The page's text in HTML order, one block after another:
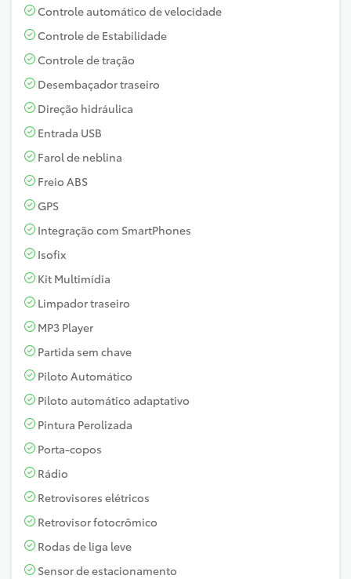
Controle automático de velocidade
Controle de Estabilidade
Controle de tração
Desembaçador traseiro
Direção hidráulica
Entrada USB
Farol de neblina
Freio ABS
GPS
Integração com SmartPhones
Isofix
Kit Multimídia
Limpador traseiro
MP3 Player
Partida sem chave
Piloto Automático
Piloto automático adaptativo
Pintura Perolizada
Porta-copos
Rádio
Retrovisores elétricos
Retrovisor fotocrômico
Rodas de liga leve
Sensor de estacionamento